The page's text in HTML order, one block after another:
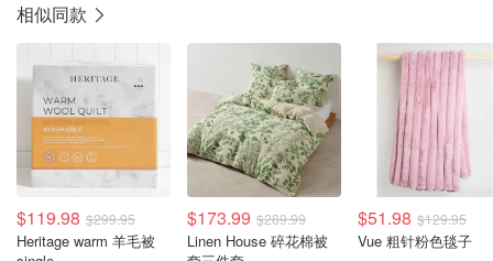
相似同款
$119.98 $299.95
Heritage warm 羊毛被
$173.99 $289.99
Linen House 碎花棉被
$51.98 $129.95
Vue 粗针粉色毯子